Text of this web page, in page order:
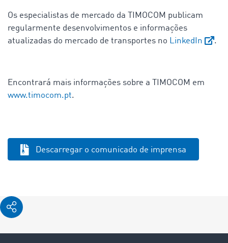
Os especialistas de mercado da TIMOCOM publicam
regularmente desenvolvimentos e informações
atualizadas do mercado de transportes no LinkedIn .
Encontrará mais informações sobre a TIMOCOM em
www.timocom.pt.
Descarregar o comunicado de imprensa